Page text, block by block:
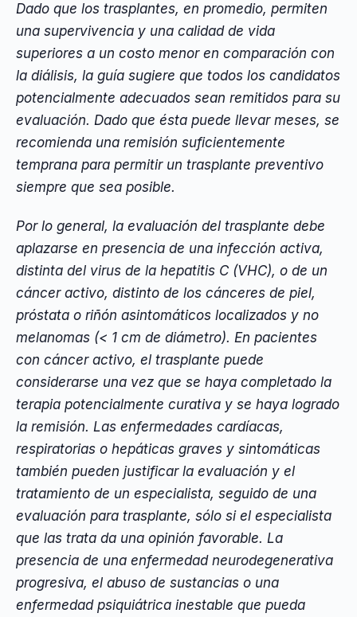
Dado que los trasplantes, en promedio, permiten
una supervivencia y una calidad de vida
superiores a un costo menor en comparación con
la diálisis, la guía sugiere que todos los candidatos
potencialmente adecuados sean remitidos para su
evaluación. Dado que ésta puede llevar meses, se
recomienda una remisión suficientemente
temprana para permitir un trasplante preventivo
siempre que sea posible.
Por lo general, la evaluación del trasplante debe
aplazarse en presencia de una infección activa,
distinta del virus de la hepatitis C (VHC), o de un
cáncer activo, distinto de los cánceres de piel,
próstata o riñón asintomáticos localizados y no
melanomas (< 1 cm de diámetro). En pacientes
con cáncer activo, el trasplante puede
considerarse una vez que se haya completado la
terapia potencialmente curativa y se haya logrado
la remisión. Las enfermedades cardíacas,
respiratorias o hepáticas graves y sintomáticas
también pueden justificar la evaluación y el
tratamiento de un especialista, seguido de una
evaluación para trasplante, sólo si el especialista
que las trata da una opinión favorable. La
presencia de una enfermedad neurodegenerativa
progresiva, el abuso de sustancias o una
enfermedad psiquiátrica inestable que pueda